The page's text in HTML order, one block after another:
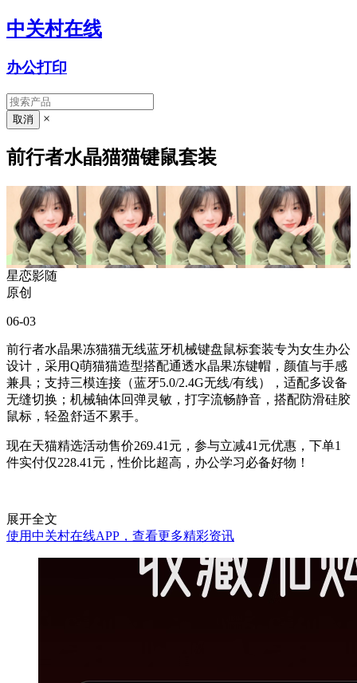
中关村在线
办公打印
×
前行者水晶猫猫键鼠套装
星恋影随
原创
06-03
前行者水晶果冻猫猫无线蓝牙机械键盘鼠标套装专为女生办公
设计，采用Q萌猫猫造型搭配通透水晶果冻键帽，颜值与手感
兼具；支持三模连接（蓝牙5.0/2.4G无线/有线），适配多设备
无缝切换；机械轴体回弹灵敏，打字流畅静音，搭配防滑硅胶
鼠标，轻盈舒适不累手。
现在天猫精选活动售价269.41元，参与立减41元优惠，下单1
件实付仅228.41元，性价比超高，办公学习必备好物！
展开全文
使用中关村在线APP，查看更多精彩资讯